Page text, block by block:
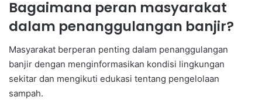
Bagaimana peran masyarakat
dalam penanggulangan banjir?
Masyarakat berperan penting dalam penanggulangan
banjir dengan menginformasikan kondisi lingkungan
sekitar dan mengikuti edukasi tentang pengelolaan
sampah.